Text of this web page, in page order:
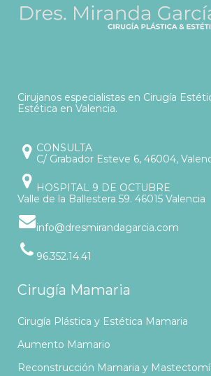
Cirujanos especialistas en Cirugía
Estética en Valencia.
CONSULTA
C/ Grabador Esteve 6, 46004,
HOSPITAL 9 DE OCTUBRE
Valle de la Ballestera 59. 46015 Valencia
info@dresmirandagarcia.com
96.352.14.41
Cirugía Mamaria
Cirugía Plástica y Estética Mamaria
Aumento Mamario
Reconstrucción Mamaria y